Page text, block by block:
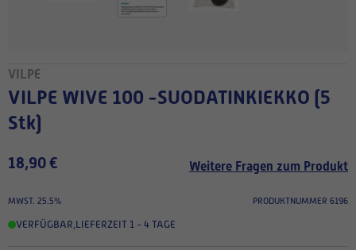
VILPE
VILPE WIVE 100 -SUODATINKIEKKO (5
Stk)
18,90 € Weitere Fragen zum Produkt
MWST. 25.5% PRODUKTNUMMER 6196
VERFÜGBAR,LIEFERZEIT 1 - 4 TAGE